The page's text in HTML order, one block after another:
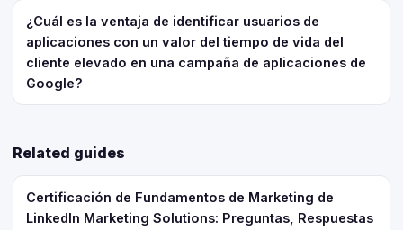
¿Cuál es la ventaja de identificar usuarios de
aplicaciones con un valor del tiempo de vida del
cliente elevado en una campaña de aplicaciones de
Google?
Related guides
Certificación de Fundamentos de Marketing de
LinkedIn Marketing Solutions: Preguntas, Respuestas